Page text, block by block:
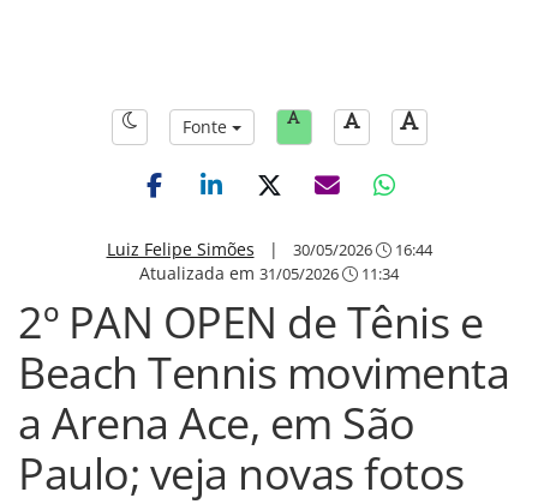
Fonte
Luiz Felipe Simões | 30/05/2026 16:44
Atualizada em 31/05/2026 11:34
2º PAN OPEN de Tênis e
Beach Tennis movimenta
a Arena Ace, em São
Paulo; veja novas fotos